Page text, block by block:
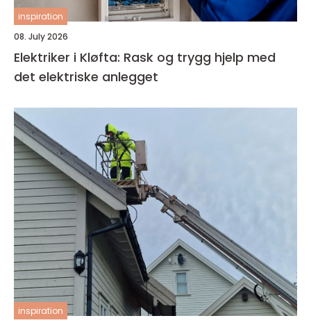
inspiration
08. July 2026
Elektriker i Kløfta: Rask og trygg hjelp med
det elektriske anlegget
inspiration